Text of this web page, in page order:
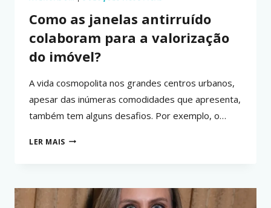
Como as janelas antirruído
colaboram para a valorização
do imóvel?
A vida cosmopolita nos grandes centros urbanos,
apesar das inúmeras comodidades que apresenta,
também tem alguns desafios. Por exemplo, o…
LER MAISCOMO
COLABORAM
PARA